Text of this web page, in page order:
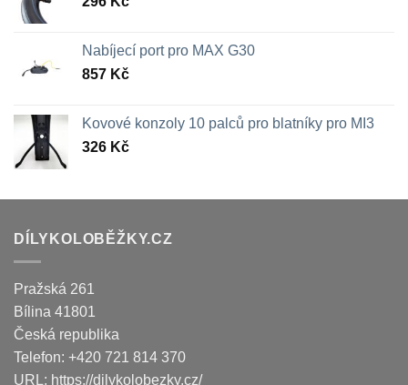
Nabíjecí port pro MAX G30
857 Kč
Kovové konzoly 10 palců pro blatníky pro MI3
326 Kč
DÍLYKOLOBĚŽKY.CZ
Pražská 261
Bílina 41801
Česká republika
Telefon: +420 721 814 370
URL: https://dilykolobezky.cz/